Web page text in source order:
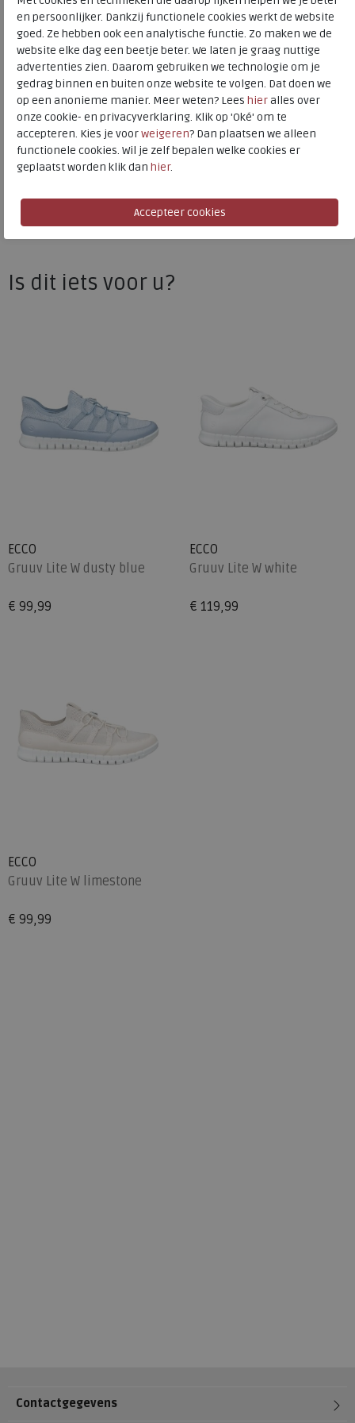
ECCO
Toon alles vanECCO
ECCO sneakers / veterschoenen
Kleur Nature
Materiaal
Leer
Uitneembaar voetbed
ja
Is dit iets voor u?
ECCO
Gruuv Lite W dusty blue
€ 99,99
ECCO
Gruuv Lite W white
€ 119,99
ECCO
Gruuv Lite W limestone
€ 99,99
Contactgegevens
en persoonlijker. Dankzij functionele cookies werkt de website
goed. Ze hebben ook een analytische functie. Zo maken we de
website elke dag een beetje beter. We laten je graag nuttige
advertenties zien. Daarom gebruiken we technologie om je
gedrag binnen en buiten onze website te volgen. Dat doen we
op een anonieme manier. Meer weten? Lees hieralles over
onze cookie- en privacyverklaring. Klik op 'Oké' om te
accepteren. Kies je voorweigeren? Dan plaatsen we alleen
functionele cookies. Wil je zelf bepalen welke cookies er
geplaatst worden klik dan hier.